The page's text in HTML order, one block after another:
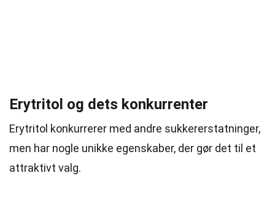
Erytritol og dets konkurrenter
Erytritol konkurrerer med andre sukkererstatninger,
men har nogle unikke egenskaber, der gør det til et
attraktivt valg.